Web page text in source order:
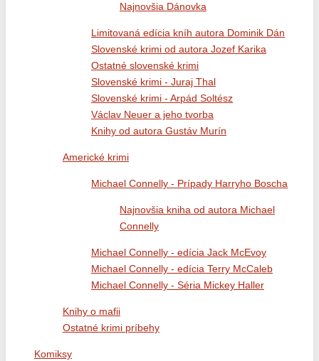
Najnovšia Dánovka
Limitovaná edícia kníh autora Dominik Dán
Slovenské krimi od autora Jozef Karika
Ostatné slovenské krimi
Slovenské krimi - Juraj Thal
Slovenské krimi - Arpád Soltész
Václav Neuer a jeho tvorba
Knihy od autora Gustáv Murín
Americké krimi
Michael Connelly - Prípady Harryho Boscha
Najnovšia kniha od autora Michael
Connelly
Michael Connelly - edícia Jack McEvoy
Michael Connelly - edícia Terry McCaleb
Michael Connelly - Séria Mickey Haller
Knihy o mafii
Ostatné krimi príbehy
Komiksy